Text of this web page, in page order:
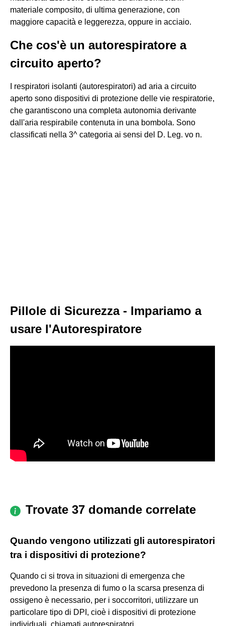
materiale composito, di ultima generazione, con
maggiore capacità e leggerezza, oppure in acciaio.
Che cos'è un autorespiratore a
circuito aperto?
I respiratori isolanti (autorespiratori) ad aria a circuito
aperto sono dispositivi di protezione delle vie respiratorie,
che garantiscono una completa autonomia derivante
dall'aria respirabile contenuta in una bombola. Sono
classificati nella 3^ categoria ai sensi del D. Leg. vo n.
Pillole di Sicurezza - Impariamo a
usare l'Autorespiratore
Trovate 37 domande correlate
Quando vengono utilizzati gli autorespiratori
tra i dispositivi di protezione?
Quando ci si trova in situazioni di emergenza che
prevedono la presenza di fumo o la scarsa presenza di
ossigeno è necessario, per i soccorritori, utilizzare un
particolare tipo di DPI, cioè i dispositivi di protezione
individuali, chiamati autorespiratori.